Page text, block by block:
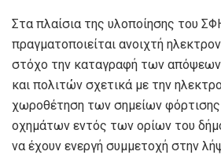
Στα πλαίσια της υλοποίησης του
πραγματοποιείται ανοιχτή
στόχο την καταγραφή των
και πολιτών σχετικά με την
χωροθέτηση των σημείων
οχημάτων εντός των ορίων του
να έχουν ενεργή συμμετοχή στην